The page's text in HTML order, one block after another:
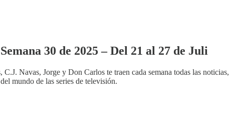
30 de 2025 – Del 21 al 27 de Juli
C.J. Navas, Jorge y Don Carlos te traen cada semana todas las noticias,
mundo de las series de televisión.